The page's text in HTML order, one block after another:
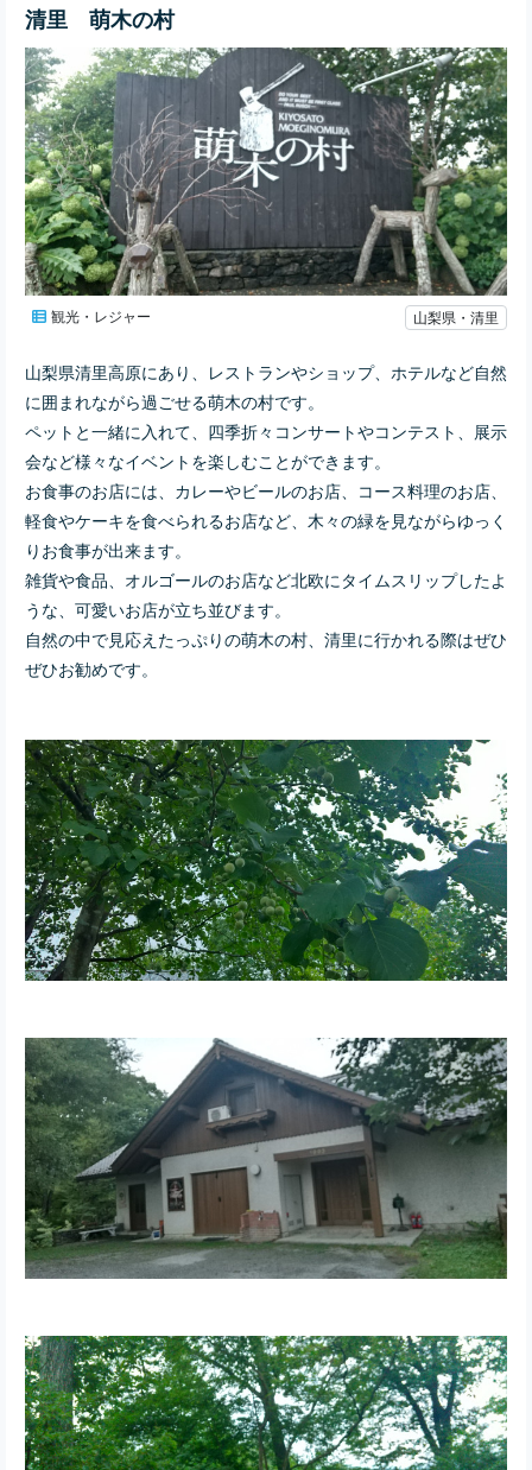
清里 萌木の村
観光・レジャー 山梨県・清里
山梨県清里高原にあり、レストランやショップ、ホテルなど自然
に囲まれながら過ごせる萌木の村です。
ペットと一緒に入れて、 四季折々コンサートやコンテスト、展示
会など様々なイベントを楽しむことができます。
お食事のお店には、カレーやビールのお店、コース料理のお店、
軽食やケーキを食べられるお店など、木々の緑を見ながらゆっく
りお食事が出来ます。
雑貨や食品、オルゴールのお店など北欧にタイムスリップしたよ
うな、可愛いお店が立ち並びます。
自然の中で見応えたっぷりの萌木の村、清里に行かれる際はぜひ
ぜひお勧めです。